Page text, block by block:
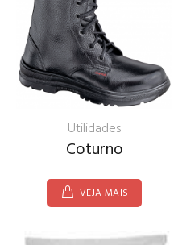
Utilidades
Coturno
VEJA MAIS